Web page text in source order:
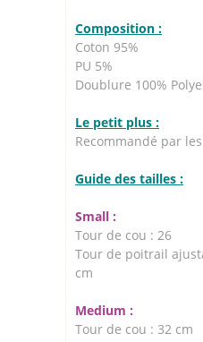
Composition :
Coton 95%
PU 5%
Doublure 100%
Le petit plus :
Recommandé par
Guide des tailles :
Small :
Tour de cou : 26
Tour de poitrail
cm
Medium :
Tour de cou : 32 cm